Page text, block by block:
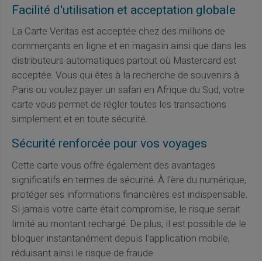
Facilité d'utilisation et acceptation globale
La Carte Veritas est acceptée chez des millions de
commerçants en ligne et en magasin ainsi que dans les
distributeurs automatiques partout où Mastercard est
acceptée. Vous qui êtes à la recherche de souvenirs à
Paris ou voulez payer un safari en Afrique du Sud, votre
carte vous permet de régler toutes les transactions
simplement et en toute sécurité.
Sécurité renforcée pour vos voyages
Cette carte vous offre également des avantages
significatifs en termes de sécurité. À l'ère du numérique,
protéger ses informations financières est indispensable.
Si jamais votre carte était compromise, le risque serait
limité au montant rechargé. De plus, il est possible de le
bloquer instantanément depuis l'application mobile,
réduisant ainsi le risque de fraude.